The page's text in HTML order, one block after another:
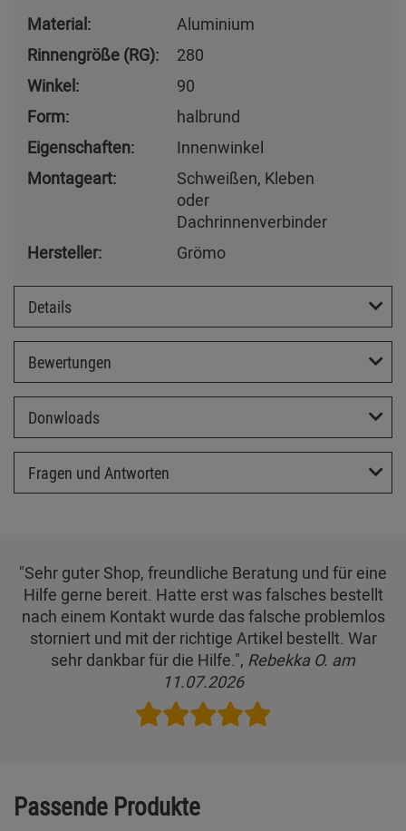
Material:
Aluminium
Rinnengröße (RG):
280
Winkel:
90
Form:
halbrund
Eigenschaften:
Innenwinkel
Montageart:
Schweißen, Kleben
oder
Dachrinnenverbinder
Hersteller:
Grömo
Details
Bewertungen
Donwloads
Fragen und Antworten
"Sehr guter Shop, freundliche Beratung und für eine
Hilfe gerne bereit. Hatte erst was falsches bestellt
nach einem Kontakt wurde das falsche problemlos
storniert und mit der richtige Artikel bestellt. War
sehr dankbar für die Hilfe.", Rebekka O. am
11.07.2026
Passende Produkte